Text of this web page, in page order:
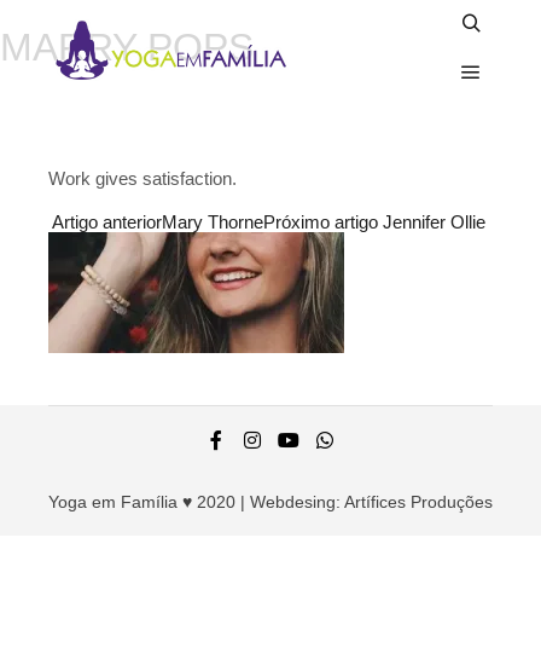
MARRY POPS
Work gives satisfaction.
Artigo anteriorMary ThornePróximo artigo Jennifer Ollie
Yoga em Família ♥ 2020 | Webdesing: Artífices Produções